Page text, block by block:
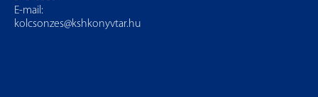
E-mail:
kolcsonzes@kshkonyvtar.hu